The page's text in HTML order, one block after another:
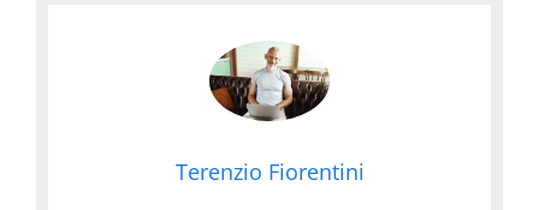
Terenzio Fiorentini